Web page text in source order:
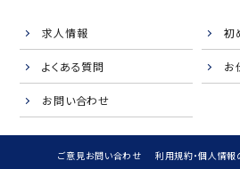
求人情報 初
よくある質問 お
お問い合わせ
ご意見お問い合わせ 利用規約・個人情